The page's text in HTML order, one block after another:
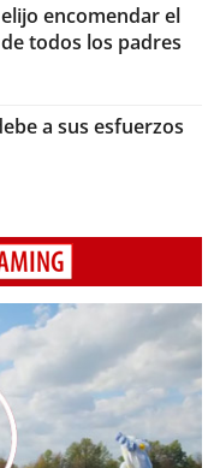
encomendar el
todos los padres
a sus esfuerzos